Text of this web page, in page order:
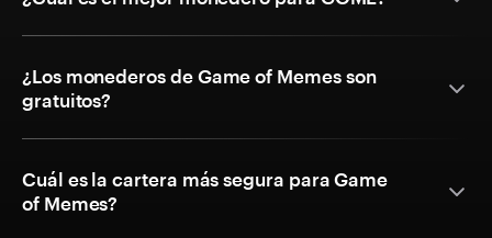
¿Los monederos de Game of Memes son
gratuitos?
Cuál es la cartera más segura para Game
of Memes?